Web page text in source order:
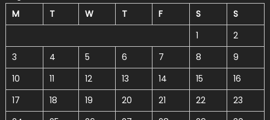
M
T W T F S
S
1
2
3
4 5 6 7 8
9
10
11 12 13 14 15
16
17
18 19 20 21 22
23